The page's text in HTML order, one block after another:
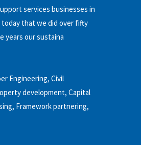
services businesses in
today that we did over fifty
years our sustaina
Engineering, Civil
development, Capital
Framework partnering,